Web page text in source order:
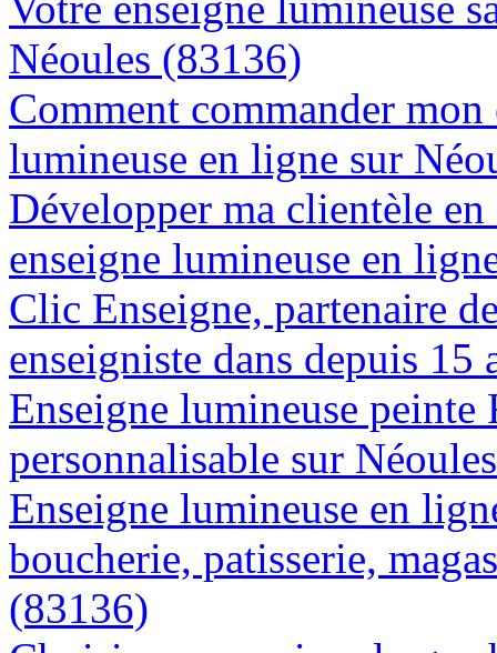
Néoules (83136)
Comment commander
lumineuse en ligne sur
Développer ma clientèle
enseigne lumineuse en
Clic Enseigne, partenaire
enseigniste dans depuis 15
Enseigne lumineuse
personnalisable sur
Enseigne lumineuse en
boucherie, patisserie,
(83136)